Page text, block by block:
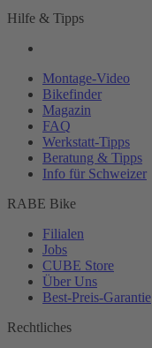
Hilfe & Tipps
Montage-Video
Bikefinder
Magazin
FAQ
Werkstatt-Tipps
Beratung & Tipps
Info für Schweizer
RABE Bike
Filialen
Jobs
CUBE Store
Über Uns
Best-Preis-Garantie
Rechtliches